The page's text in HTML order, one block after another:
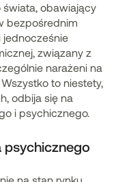
obawiający
bezpośrednim
jednocześnie
związany z
narażeni na
to niestety,
odbija się na
i psychicznego.
psychicznego